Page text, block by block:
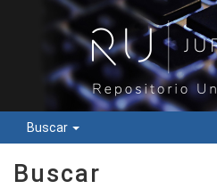
Buscar
Buscar